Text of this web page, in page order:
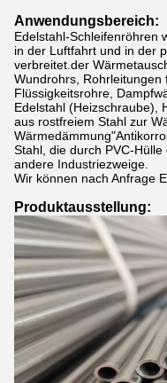
Anwendungsbereich:
Edelstahl-Schleifenröhren
in der Luftfahrt und in der
verbreitet.der
Wundrohrs, Rohrleitungen
Flüssigkeitsrohre,
Edelstahl (Heizschraube),
aus rostfreiem Stahl zur
Stahl, die durch PVC-
andere Industriezweige.
Wir können nach Anfrage
Produktausstellung: